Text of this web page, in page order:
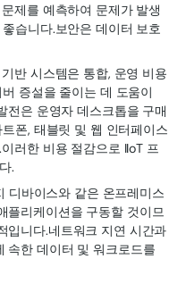
제를 예측하여 문제가 발생
습니다.보안은 데이터 보호
반 시스템은 통합, 운영 비용
증설을 줄이는 데 도움이
전은 운영자 데스크톱을 구매
폰, 태블릿 및 웹 인터페이스
러한 비용 절감으로 IIoT 프
.
디바이스와 같은 온프레미스
플리케이션을 구동할 것이므
입니다.네트워크 지연 시간과
속한 데이터 및 워크로드를